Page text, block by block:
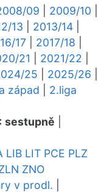
09 2009/10
13 2013/14
17 2017/18
21 2021/22
25 2025/26
západ
2.liga
sestupně
LIB LIT PCE PLZ
ZNO
v prodl.